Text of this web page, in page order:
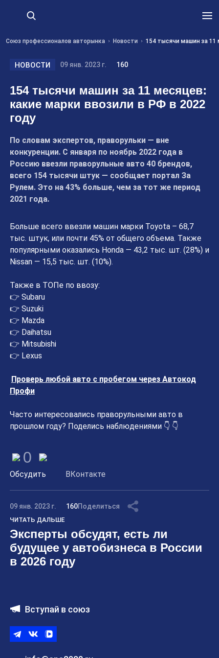
Союз профессионалов авторынка Новости 154 тысячи машин за 11
НОВОСТИ 09 янв. 2023 г. 160
154 тысячи машин за 11 месяцев:
какие марки ввозили в РФ в 2022
году
По словам экспертов, праворульки — вне
конкуренции. С января по ноябрь 2022 года в
Россию ввезли праворульные авто 40 брендов,
всего 154 тысячи штук — сообщает портал За
Рулем. Это на 43% больше, чем за тот же период
2021 года.
Больше всего ввезли машин марки Toyota – 68,7
тыс. штук, или почти 45% от общего объема. Также
популярными оказались Honda — 43,2 тыс. шт. (28%) и
Nissan — 15,5 тыс. шт. (10%).
Также в ТОПе по ввозу:
👉 Subaru
👉 Suzuki
👉 Mazda
👉 Daihatsu
👉 Mitsubishi
👉 Lexus
Проверь любой авто с пробегом через Автокод
Профи
Часто интересовались праворульными авто в
прошлом году? Поделись наблюдениями 👇 👇
0
Обсудить ВКонтакте
09 янв. 2023 г. 160Поделиться
ЧИТАТЬ ДАЛЬШЕ
Эксперты обсудят, есть ли
будущее у автобизнеса в России
в 2026 году
Вступай в союз
TelegramВКонтакте
ВК